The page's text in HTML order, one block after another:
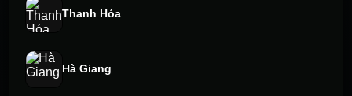
Thanh Hóa
Hà Giang